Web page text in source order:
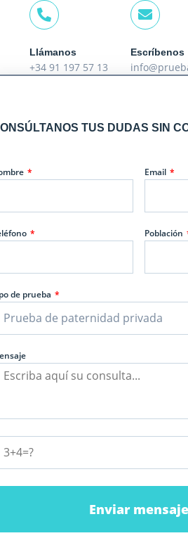
Llámanos
+34 91 197 57 13
Escríbenos
TUS DUDAS SIN
Email
Población
de prueba
Enviar mensaje